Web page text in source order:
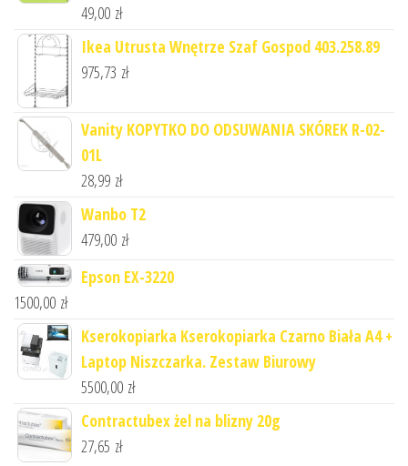
49,00 zł
Ikea Utrusta Wnętrze Szaf Gospod 403.258.89
975,73 zł
Vanity KOPYTKO DO ODSUWANIA SKÓREK R-02-
01L
28,99 zł
Wanbo T2
479,00 zł
Epson EX-3220
1500,00 zł
Kserokopiarka Kserokopiarka Czarno Biała A4 +
Laptop Niszczarka. Zestaw Biurowy
5500,00 zł
Contractubex żel na blizny 20g
27,65 zł